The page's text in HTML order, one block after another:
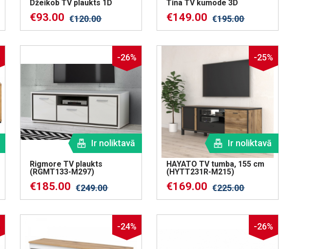
Džeikob TV plaukts 1D
€93.00 €120.00
Tina TV kumode 3D
€149.00 €195.00
-26%
Ir noliktavā
Rigmore TV plaukts
(RGMT133-M297)
€185.00 €249.00
-25%
Ir noliktavā
HAYATO TV tumba, 155 cm
(HYTT231R-M215)
€169.00 €225.00
-24% -26%